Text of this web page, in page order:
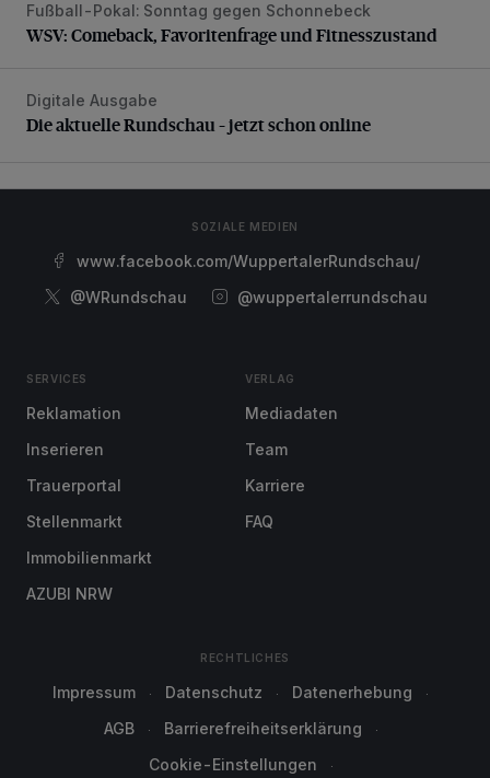
WSV: Comeback, Favoritenfrage und Fitnesszustand
Fußball-Pokal: Sonntag gegen Schonnebeck
WSV: Comeback, Favoritenfrage und Fitnesszustand
Die aktuelle Rundschau – jetzt schon online
Digitale Ausgabe
Die aktuelle Rundschau – jetzt schon online
SOZIALE MEDIEN
www.facebook.com/WuppertalerRundschau/
@WRundschau
@wuppertalerrundschau
SERVICES
Reklamation
Inserieren
Trauerportal
Stellenmarkt
Immobilienmarkt
AZUBI NRW
VERLAG
Mediadaten
Team
Karriere
FAQ
RECHTLICHES
Impressum Datenschutz
Datenerhebung
AGB
Barrierefreiheitserklärung
Cookie-Einstellungen